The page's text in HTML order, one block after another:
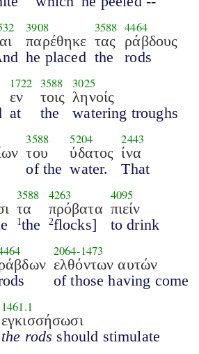
3908
παρέθηκε
he placed
3588
τας
the
4464
ράβδους
rods
1722
εν
at
3588
τοις
the
3025
ληνοίς
watering troughs
3588
του
of the
5204
ύδατος
water.
2443
ίνα
That
3588
τα
1the
4263
πρόβατα
2flocks]
4095
πιείν
to drink
2064-1473
ελθόντων αυτών
of those having come
1461.1
εγκισσήσωσι
the rods should stimulate